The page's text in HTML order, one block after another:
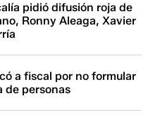
pidió difusión roja de
Ronny Aleaga, Xavier
a fiscal por no formular
de personas